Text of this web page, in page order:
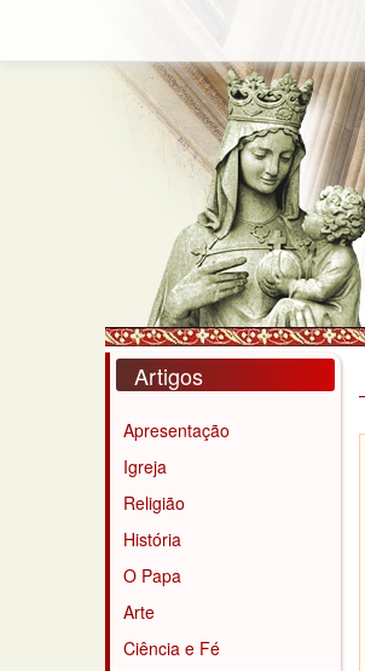
Artigos
Apresentação
Igreja
Religião
História
O Papa
Arte
Ciência e Fé